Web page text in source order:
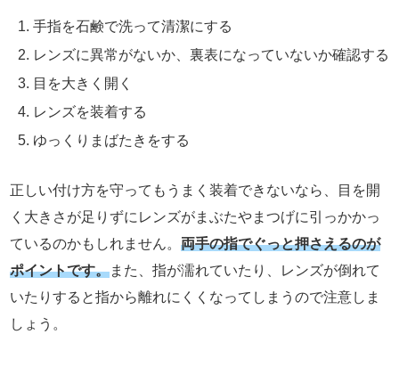
手指を石鹸で洗って清潔にする
レンズに異常がないか、裏表になっていないか確認する
目を大きく開く
レンズを装着する
ゆっくりまばたきをする
正しい付け方を守ってもうまく装着できないなら、目を開
く大きさが足りずにレンズがまぶたやまつげに引っかかっ
ているのかもしれません。 両手の指でぐっと押さえるのが
ポイントです。また、指が濡れていたり、レンズが倒れて
いたりすると指から離れにくくなってしまうので注意しま
しょう。